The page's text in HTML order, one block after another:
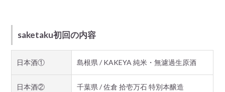
saketaku初回の内容
日本酒① 島根県 / KAKEYA 純米・無濾過生原酒
日本酒② 千葉県 / 佐倉 拾壱万石 特別本醸造